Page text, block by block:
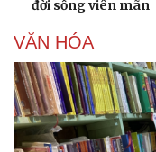
đời sống viên mãn
VĂN HÓA